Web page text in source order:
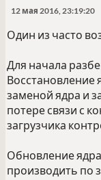
12 мая 2016, 23:19:20
Один из часто
Для начала
Восстановление
заменой ядра и
потере связи с
загрузчика
Обновление
производить по